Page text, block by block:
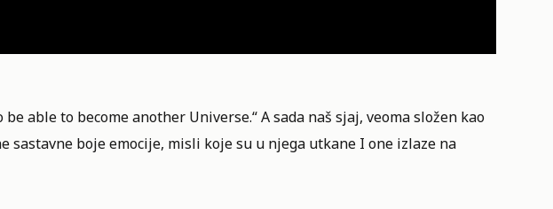
able to become another Universe.“ A sada naš sjaj, veoma složen kao
sastavne boje emocije, misli koje su u njega utkane I one izlaze na